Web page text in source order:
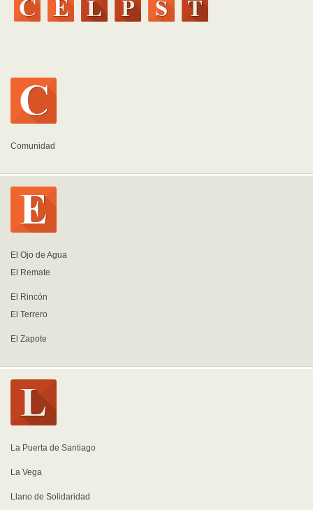
Comunidad
El Ojo de Agua
El Remate
El Rincón
El Terrero
El Zapote
La Puerta de Santiago
La Vega
Llano de Solidaridad